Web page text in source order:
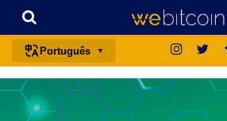
Português
português (BR)
english